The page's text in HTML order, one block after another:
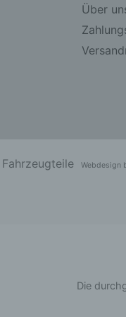
Über
Webdesign
Die